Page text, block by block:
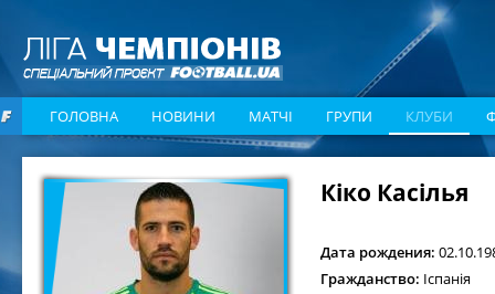
ГОЛОВНА НОВИНИ МАТЧІ ГРУПИ КЛУБИ
Кіко Касілья
Дата рождения:
Гражданство: Іспанія